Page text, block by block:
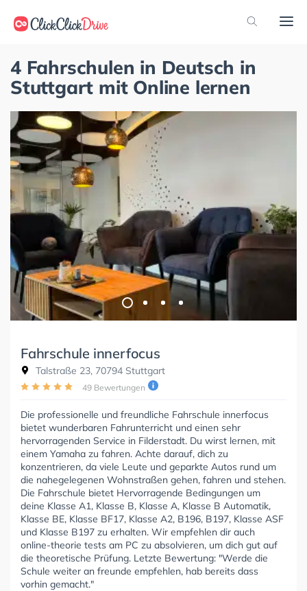
4 Fahrschulen in Deutsch in
Stuttgart mit Online lernen
Fahrschule innerfocus
Talstraße 23, 70794 Stuttgart
49 Bewertungen
Die professionelle und freundliche Fahrschule innerfocus
bietet wunderbaren Fahrunterricht und einen sehr
hervorragenden Service in Filderstadt. Du wirst lernen, mit
einem Yamaha zu fahren. Achte darauf, dich zu
konzentrieren, da viele Leute und geparkte Autos rund um
die nahegelegenen Wohnstraßen gehen, fahren und stehen.
Die Fahrschule bietet Hervorragende Bedingungen um
deine Klasse A1, Klasse B, Klasse A, Klasse B Automatik,
Klasse BE, Klasse BF17, Klasse A2, B196, B197, Klasse ASF
und Klasse B197 zu erhalten. Wir empfehlen dir auch
online-theorie tests am PC zu absolvieren, um dich gut auf
die theoretische Prüfung. Letzte Bewertung: "Werde die
Schule weiter an freunde empfehlen, hab bereits dass
vorhin gemacht."